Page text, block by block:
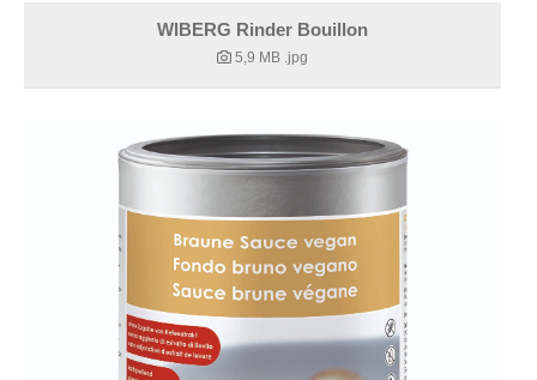
WIBERG Rinder Bouillon
5,9 MB .jpg